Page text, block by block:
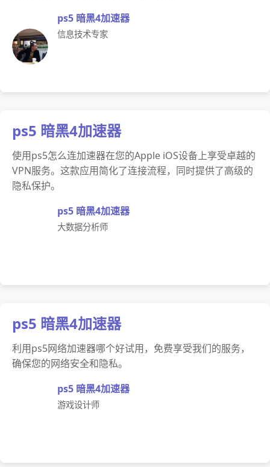
ps5 暗黑4加速器
信息技术专家
ps5 暗黑4加速器
使用ps5怎么连加速器在您的Apple iOS设备上享受卓越的
VPN服务。这款应用简化了连接流程，同时提供了高级的
隐私保护。
ps5 暗黑4加速器
大数据分析师
ps5 暗黑4加速器
利用ps5网络加速器哪个好试用，免费享受我们的服务，
确保您的网络安全和隐私。
ps5 暗黑4加速器
游戏设计师